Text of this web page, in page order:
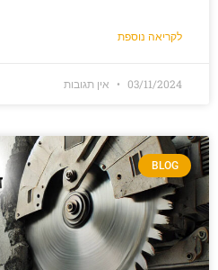
לקריאה נוספת
03/11/2024 אין תגובות
BLOG